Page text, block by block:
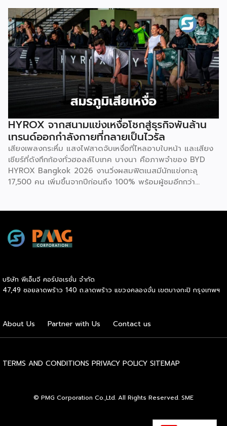
ตลาดให้คลินิก แทนที่จะปล่อยให้แต่ละแห่งลองผิดลองถูกด้วยงบ
ประมาณตัวเอง […]
แคปปิตอล กรุ๊ป โฮลดิ้งส์ จำกัด หนึ่งในผู้บุกเบิกวงการนี้และผู้
ขยายธุรกิจสู่คอมมูนิตี้สุขภาพ “StayGold” ได้ประกาศนโยบาย
ใหม่ แจกโบนัสสุขภาพเป็นโบนัสก้อนที่สองเพิ่มเติมจากโบนัสปกติ
เพื่อสร้างแรงจูงใจให้พนักงานหันมาใส่ใจสุขภาพอย่างจริงจัง และ
ผลักดันบิทคับให้เป็นองค์กรยุคใหม่ที่ขับเคลื่อนด้วยคุณภาพควบคู่
ไปกับสุขภาวะที่ดี นโยบายดังกล่าวขับเคลื่อนผ่านโครงการ
“Bitkuber Longevity Journey Program” ซึ่งเปิดให้พนักงาน
เข้าร่วมตามความสมัครใจ โดยจะวัดผลจากการเปลี่ยนแปลง
สุขภาพเป็นรายบุคคลเปรียบเทียบช่วงต้นปีและปลายปี เปิดโอกาส
ให้ทุกคนมีสิทธิ์ได้รับโบนัสเท่าเทียมกัน ไม่ว่าจะเป็นกลุ่มผู้เริ่มต้นที่
พัฒนาสุขภาพให้ดีขึ้น หรือกลุ่มคนรักสุขภาพที่สามารถรักษา
มาตรฐานที่ดีไว้ได้ โดยเกณฑ์การประเมินจะมุ่งเน้นไปที่การป้องกัน
โรคในกลุ่มคนทำงานออฟฟิศ ครอบคลุม 3 ด้าน 6 ตัวชี้วัด ได้แก่
1.ด้านระบบเผาผลาญ ประเมินค่าสมดุลระหว่างไขมันสะสมกับไข
มันที่ช่วยทำความสะอาดหลอดเลือด (Triglyceride-to-HDL
ratio) ระดับไขมันที่เกาะตามอวัยวะภายในช่องท้อง (Visceral Fat
Rating) และวัดค่าคอเลสเตอรอลชนิดไขมันไม่ดี (LDL) 2.ด้าน
HYROX จากสนามแข่งเหงื่อโชกสู่ธุรกิจพันล้าน
เทรนด์ออกกำลังกายที่กลายเป็นไวรัล
เสียงเพลงกระหึ่ม แสงไฟสาดจับเหงื่อที่ไหลอาบใบหน้า และเสียง
เชียร์ที่ดังกึกก้องทั่วฮอลล์ไบเทค บางนา คือภาพจำของ BYD
HYROX Bangkok 2026 งานวิ่งผสมฟิตเนสมีนักแข่งทะลุ
17,500 คน เพิ่มขึ้นจากปีก่อนถึง 100% พร้อมผู้ชมอีกกว่า
แต่คือปรากฏการณ์ที่กำลังเปลี่ยนภูมิทัศน์ของอุตสาหกรรม
Wellness ทั่วโลก และกำลังสร้างโอกาสทางธุรกิจมหาศาลให้กับผู้
โอลิมปิก ซึ่งรูปแบบการแข่งขันจะเป็นมาตรฐานเดียวกันทั่วโลก
คือวิ่งสลับกับสถานีออกกำลังกาย 8 จุด ระยะทางรวม 8
บริษัท พีเอ็มจี คอร์ปอเรชั่น จำกัด
47,49 ซอยลาดพร้าว 140 ถ.ลาดพร้าว แขวงคลองจั่น เขตบางกะปิ กรุงเทพฯ
About Us Partner with Us Contact us
TERMS AND CONDITIONS PRIVACY POLICY SITEMAP
© PMG Corporation Co.,Ltd. All Rights Reserved. SME